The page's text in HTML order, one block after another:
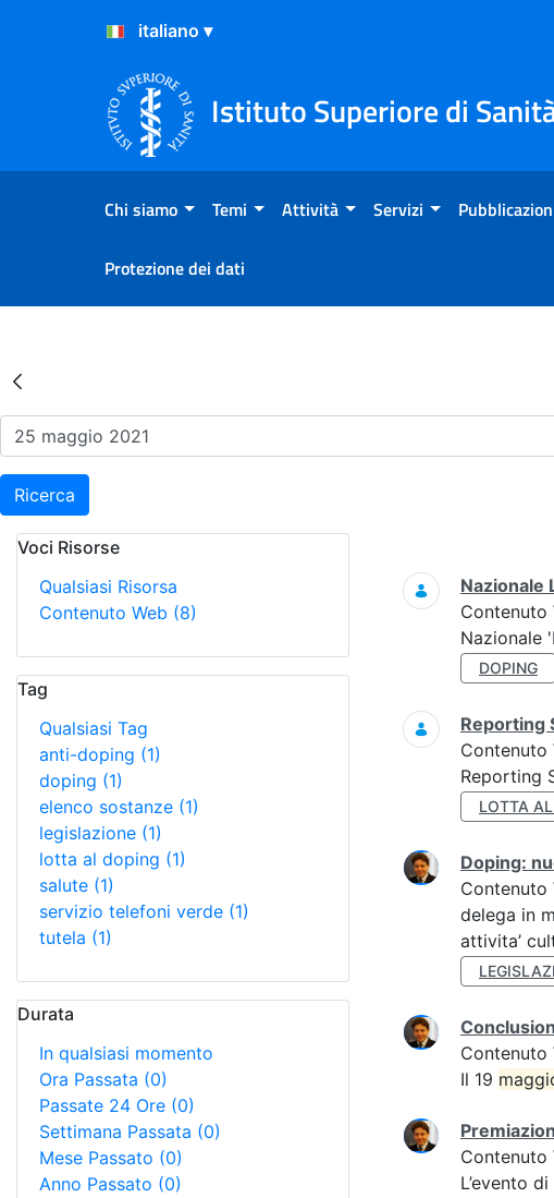
Salta al Contenuto
Salta al Footer
Istituto Superiore di
Chi siamo Temi Attività Servizi
Protezione dei dati
Risultati della Ricerca - Eventi
Ricerca
Voci Risorse
Qualsiasi Risorsa
Contenuto Web (8)
Tag
Qualsiasi Tag
anti-doping (1)
doping (1)
elenco sostanze (1)
legislazione (1)
lotta al doping (1)
salute (1)
servizio telefoni verde (1)
tutela (1)
Durata
In qualsiasi momento
Ora Passata (0)
Passate 24 Ore (0)
Settimana Passata (0)
Mese Passato (0)
Anno Passato (0)
Ricerca
Nazionale
Contenuto
Nazionale
DOPING
Reporting
Contenuto
Reporting
LOTTA
Doping:
Contenuto
delega in
attivita’
Contenuto
Il 19
Contenuto
L’evento